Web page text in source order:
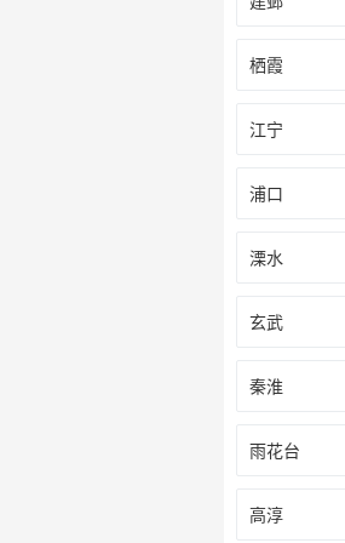
栖霞
江宁
浦口
溧水
玄武
秦淮
雨花台
高淳